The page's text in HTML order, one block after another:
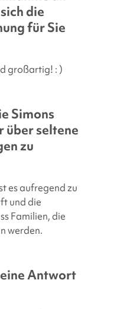
die
für Sie
großartig! : )
Simons
über seltene
zu
es aufregend zu
und die
Familien, die
werden.
Antwort